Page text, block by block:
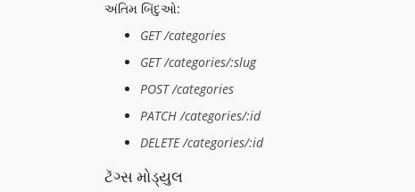
અંતિમ બિંદુઓ:
GET /categories
GET /categories/:slug
POST /categories
PATCH /categories/:id
DELETE /categories/:id
ટૅગ્સ મોડ્યુલ